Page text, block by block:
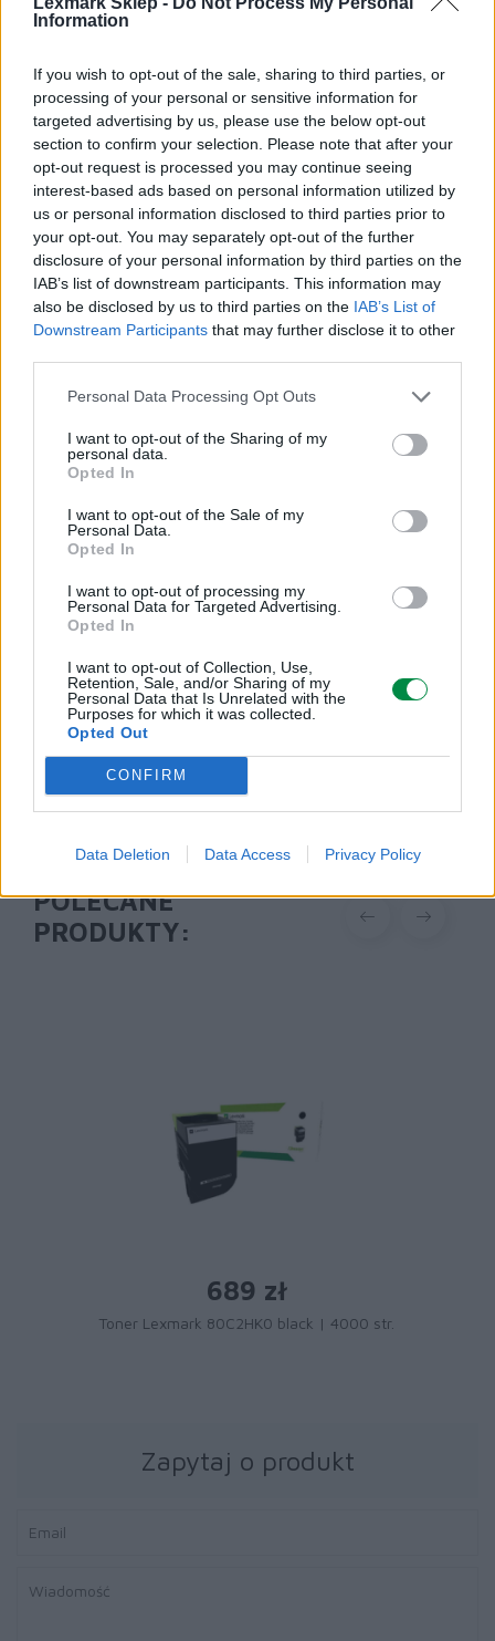
Information
If you wish to opt-out of the sale, sharing to third parties, or
processing of your personal or sensitive information for
targeted advertising by us, please use the below opt-out
section to confirm your selection. Please note that after your
opt-out request is processed you may continue seeing
interest-based ads based on personal information utilized by
us or personal information disclosed to third parties prior to
your opt-out. You may separately opt-out of the further
disclosure of your personal information by third parties on the
IAB’s list of downstream participants. This information may
also be disclosed by us to third parties on the IAB’s List of
Downstream Participants that may further disclose it to other
Personal Data Processing Opt Outs
I want to opt-out of the Sharing of my
personal data.
Opted In
I want to opt-out of the Sale of my
Personal Data.
Opted In
I want to opt-out of processing my
Personal Data for Targeted Advertising.
Opted In
I want to opt-out of Collection, Use,
Retention, Sale, and/or Sharing of my
Personal Data that Is Unrelated with the
Purposes for which it was collected.
Opted Out
CONFIRM
Data Deletion Data Access Privacy Policy
Informacje handlowe
Kod producenta
74C2SM0
Dane producenta
ICC - Bloc A - 20
Route de Pre-Bois Case Postale 508 15
info_pl@lexmark.com
Podmiot odpowiedzialny
ul. Wołoska 5
02-675 Warszawa
Pomoc techniczna
https://support.lexmark.com/pl_pl.html
POLECANE
PRODUKTY:
689 zł
Toner Lexmark 80C2HK0 black | 4000 str.
Zapytaj o produkt